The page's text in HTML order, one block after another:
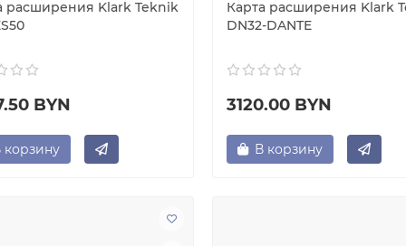
расширения Klark Teknik
BYN
корзину
Карта расширения Klark
DN32-DANTE
3120.00 BYN
В корзину